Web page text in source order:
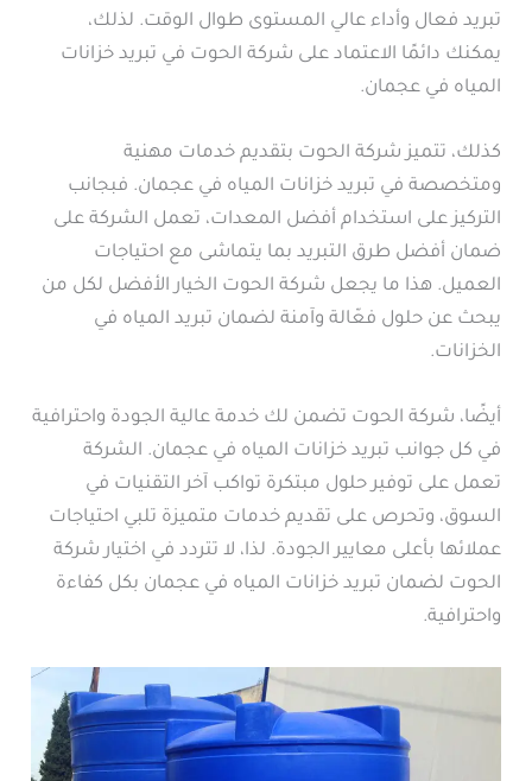
تبريد فعال وأداء عالي المستوى طوال الوقت. لذلك،
يمكنك دائمًا الاعتماد على شركة الحوت في تبريد خزانات
المياه في عجمان.
كذلك، تتميز شركة الحوت بتقديم خدمات مهنية
ومتخصصة في تبريد خزانات المياه في عجمان. فبجانب
التركيز على استخدام أفضل المعدات، تعمل الشركة على
ضمان أفضل طرق التبريد بما يتماشى مع احتياجات
العميل. هذا ما يجعل شركة الحوت الخيار الأفضل لكل من
يبحث عن حلول فعّالة وآمنة لضمان تبريد المياه في
الخزانات.
أيضًا، شركة الحوت تضمن لك خدمة عالية الجودة واحترافية
في كل جوانب تبريد خزانات المياه في عجمان. الشركة
تعمل على توفير حلول مبتكرة تواكب آخر التقنيات في
السوق، وتحرص على تقديم خدمات متميزة تلبي احتياجات
عملائها بأعلى معايير الجودة. لذا، لا تتردد في اختيار شركة
الحوت لضمان تبريد خزانات المياه في عجمان بكل كفاءة
واحترافية.